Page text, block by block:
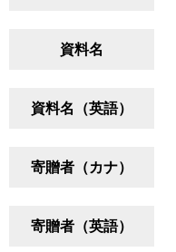
資料名
資料名（英語）
寄贈者（カナ）
寄贈者（英語）